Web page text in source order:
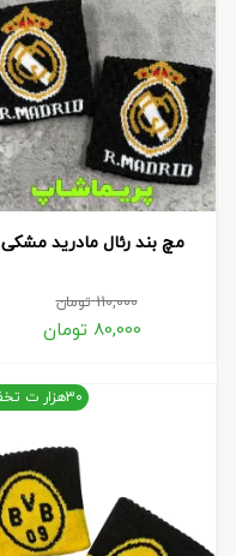
مچ بند رئال مادرید مشکی
110,000تومان
80,000 تومان
30هزار ت تخفیف